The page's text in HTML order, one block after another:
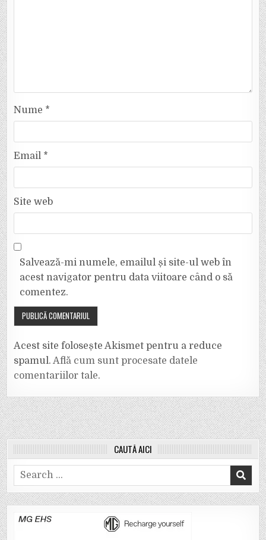
Nume *
Email *
Site web
Salvează-mi numele, emailul și site-ul web în
acest navigator pentru data viitoare când o să
comentez.
Acest site folosește Akismet pentru a reduce
spamul.Află cum sunt procesate datele
comentariilor tale.
CAUTĂ AICI
Search
for: